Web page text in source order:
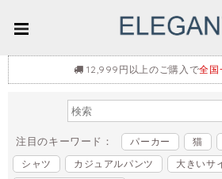
12,999円以上のご購入で全国
注目のキーワード： パーカー 猫
シャツ
カジュアルパンツ 大きいサ